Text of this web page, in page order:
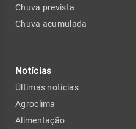
Chuva prevista
Chuva acumulada
Notícias
Últimas notícias
Agroclima
Alimentação